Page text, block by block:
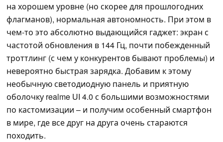
на хорошем уровне (но скорее для прошлогодних
флагманов), нормальная автономность. При этом в
чем-то это абсолютно выдающийся гаджет: экран с
частотой обновления в 144 Гц, почти побежденный
троттлинг (с чем у конкурентов бывают проблемы) и
невероятно быстрая зарядка. Добавим к этому
необычную светодиодную панель и приятную
оболочку realme UI 4.0 с большими возможностями
по кастомизации – и получим особенный смартфон
в мире, где все друг на друга очень стараются
походить.